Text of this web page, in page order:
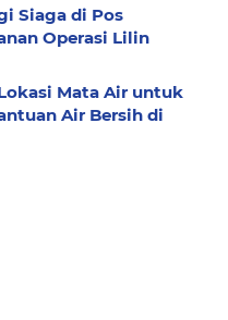
Siaga di Pos
Operasi Lilin
Mata Air untuk
Air Bersih di